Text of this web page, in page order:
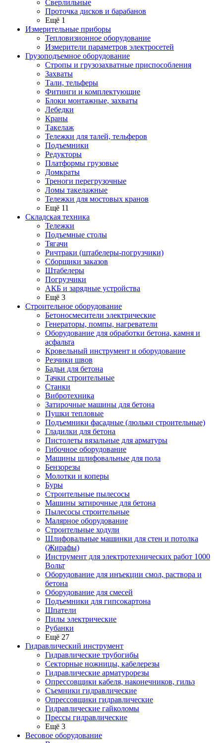
Сверлильные
Проточка дисков и барабанов
Ещё 1
Измерительные приборы
Тепловизионное оборудование
Измерители параметров электросетей
Грузоподъемное оборудование
Стропы и грузозахватные приспособления
Захваты
Тали, тельферы
Фитинги и комплектующие
Блоки монтажные, захваты
Лебедки
Краны
Такелаж
Тележки для талей, тельферов
Подъемники
Редукторы
Платформы грузовые
Домкраты
Треноги перегрузочные
Ломы такелажные
Тележки для мостовых кранов
Ещё 11
Складская техника
Тележки
Подъемные столы
Тягачи
Ричтраки (штабелеры-погрузчики)
Сборщики заказов
Штабелеры
Погрузчики
АКБ и зарядные устройства
Ещё 3
Строительное оборудование
Бетоносмесители электрические
Генераторы, помпы, нагреватели
Оборудование для обработки бетона, камня и
асфальта
Кровельный инструмент и оборудование
Резчики швов
Бадьи для бетона
Тачки строительные
Станки
Вибротехника
Затирочные машины для бетона
Пушки тепловые
Подъемники фасадные (люльки строительные)
Гладилки для бетона
Пистолеты вязальные для арматуры
Гибочное оборудование
Машины шлифовальные для пола
Бензорезы
Молотки и коперы
Буры
Строительные пылесосы
Машины затирочные для бетона
Пылесосы строительные
Малярное оборудование
Строительные ходули
Шлифовальные машинки для стен и потолка
(Жирафы)
Инструмент для электротехнических работ 1000
Вольт
Оборудование для инъекции смол, раствора и
бетона
Оборудование для смесей
Подъемники для гипсокартона
Шпатели
Пилы электрические
Рубанки
Ещё 27
Гидравлический инструмент
Гидравлические трубогибы
Секторные ножницы, кабелерезы
Гидравлические арматурорезы
Опрессовщики кабеля, наконечников, гильз
Съемники гидравлические
Опрессовщики гидравлические
Гидравлические гайколомы
Прессы гидравлические
Ещё 3
Весовое оборудование